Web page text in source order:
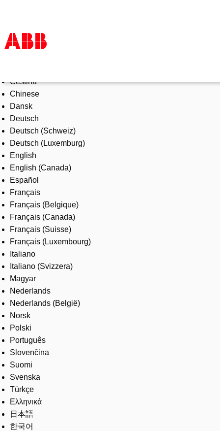
Products & Solutions
Industries
Services
About us
Where to buy
Contact us
Careers
Čeština
Chinese
Dansk
Deutsch
Deutsch (Schweiz)
Deutsch (Luxemburg)
English
English (Canada)
Español
Français
Français (Belgique)
Français (Canada)
Français (Suisse)
Français (Luxembourg)
Italiano
Italiano (Svizzera)
Magyar
Nederlands
Nederlands (België)
Norsk
Polski
Português
Slovenčina
Suomi
Svenska
Türkçe
Ελληνικά
日本語
한국어